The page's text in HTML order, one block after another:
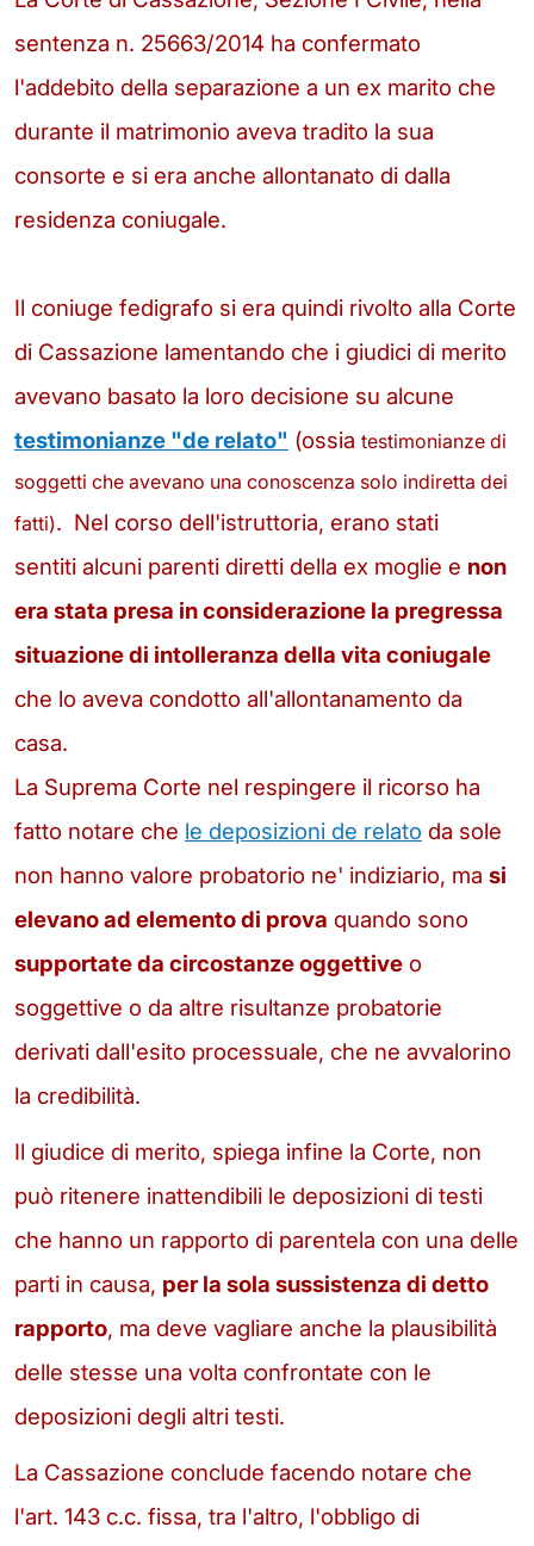
sentenza n. 25663/2014 ha confermato
l'addebito della separazione a un ex marito che
durante il matrimonio aveva tradito la sua
consorte e si era anche allontanato di dalla
residenza coniugale.
Il coniuge fedigrafo si era quindi rivolto alla Corte
di Cassazione lamentando che i giudici di merito
avevano basato la loro decisione su alcune
testimonianze "de relato" (ossia testimonianze di
soggetti che avevano una conoscenza solo indiretta dei
fatti). Nel corso dell'istruttoria, erano stati
sentiti alcuni parenti diretti della ex moglie e non
era stata presa in considerazione la pregressa
situazione di intolleranza della vita coniugale
che lo aveva condotto all'allontanamento da
casa.
La Suprema Corte nel respingere il ricorso ha
fatto notare che le deposizioni de relato da sole
non hanno valore probatorio ne' indiziario, ma si
elevano ad elemento di prova quando sono
supportate da circostanze oggettive o
soggettive o da altre risultanze probatorie
derivati dall'esito processuale, che ne avvalorino
la credibilità.
Il giudice di merito, spiega infine la Corte, non
può ritenere inattendibili le deposizioni di testi
che hanno un rapporto di parentela con una delle
parti in causa, per la sola sussistenza di detto
rapporto, ma deve vagliare anche la plausibilità
delle stesse una volta confrontate con le
deposizioni degli altri testi.
La Cassazione conclude facendo notare che
l'art. 143 c.c. fissa, tra l'altro, l'obbligo di